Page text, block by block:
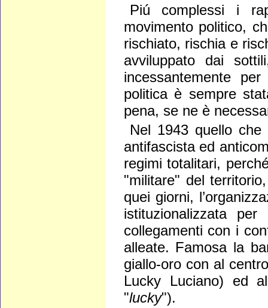
Piú complessi i
movimento politico,
rischiato, rischia e
avviluppato dai
incessantemente
politica è sempre
pena, se ne è
Nel 1943 quello
antifascista ed
regimi totalitari,
"militare" del
quei giorni,
istituzionalizzata
collegamenti con i
alleate. Famosa la
giallo-oro con al
Lucky Luciano) ed
"lucky").